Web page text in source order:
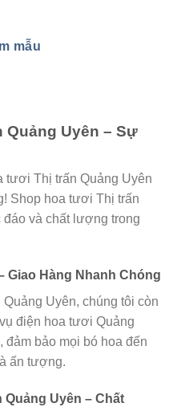
mẫu
Quảng Uyên – Sự
tươi Thị trấn Quảng Uyên
Shop hoa tươi Thị trấn
và chất lượng trong
Giao Hàng Nhanh Chóng
Uyên, chúng tôi còn
điện hoa tươi Quảng
đảm bảo mọi bó hoa đến
ấn tượng.
Uyên – Chất